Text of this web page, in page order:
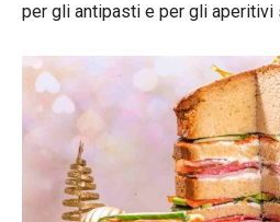
per gli antipasti e per gli aperitivi